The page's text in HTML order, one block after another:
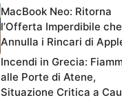
MacBook Neo: Ritorna
l’Offerta Imperdibile che
Annulla i Rincari di
Incendi in Grecia:
alle Porte di Atene,
Situazione Critica a